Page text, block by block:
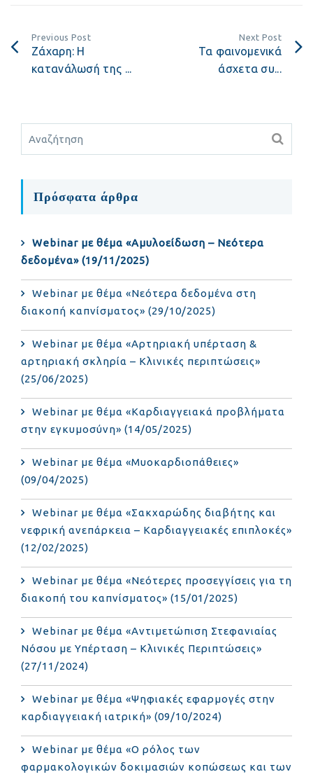
Previous Post
Ζάχαρη: Η
κατανάλωσή της ...
Next Post
Τα φαινομενικά
άσχετα συ...
Πρόσφατα άρθρα
Webinar με θέμα «Αμυλοείδωση – Νεότερα
δεδομένα» (19/11/2025)
Webinar με θέμα «Νεότερα δεδομένα στη
διακοπή καπνίσματος» (29/10/2025)
Webinar με θέμα «Αρτηριακή υπέρταση &
αρτηριακή σκληρία – Κλινικές περιπτώσεις»
(25/06/2025)
Webinar με θέμα «Καρδιαγγειακά προβλήματα
στην εγκυμοσύνη» (14/05/2025)
Webinar με θέμα «Μυοκαρδιοπάθειες»
(09/04/2025)
Webinar με θέμα «Σακχαρώδης διαβήτης και
νεφρική ανεπάρκεια – Καρδιαγγειακές επιπλοκές»
(12/02/2025)
Webinar με θέμα «Νεότερες προσεγγίσεις για τη
διακοπή του καπνίσματος» (15/01/2025)
Webinar με θέμα «Αντιμετώπιση Στεφανιαίας
Νόσου με Υπέρταση – Κλινικές Περιπτώσεις»
(27/11/2024)
Webinar με θέμα «Ψηφιακές εφαρμογές στην
καρδιαγγειακή ιατρική» (09/10/2024)
Webinar με θέμα «Ο ρόλος των
φαρμακολογικών δοκιμασιών κοπώσεως και των